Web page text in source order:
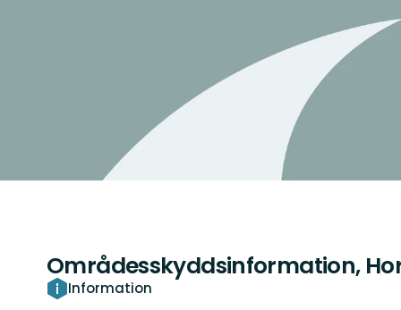
Områdesskyddsinformation,
Information